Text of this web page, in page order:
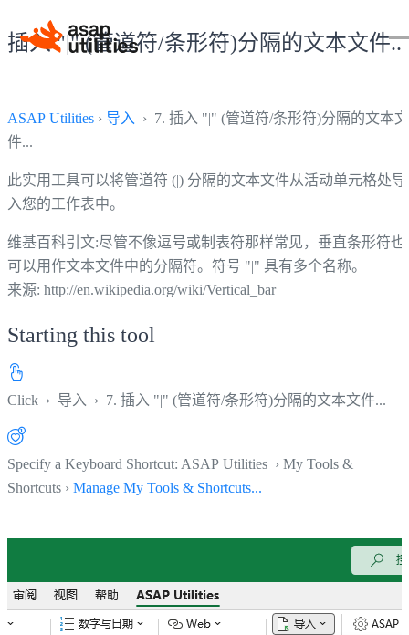
插入 "|" (管道符/条形符)分隔的文本文件...
ASAP Utilities › 导入
› 7. 插入 "|" (管道符/条形符)分隔的文本文
件...
此实用工具可以将管道符 (|) 分隔的文本文件从活动单元格处导
入您的工作表中。
维基百科引文:尽管不像逗号或制表符那样常见，垂直条形符也
可以用作文本文件中的分隔符。符号 "|" 具有多个名称。
来源: http://en.wikipedia.org/wiki/Vertical_bar
Starting this tool
Click › 导入 › 7. 插入 "|" (管道符/条形符)分隔的文本文件...
Specify a Keyboard Shortcut: ASAP Utilities › My Tools &
Shortcuts › Manage My Tools & Shortcuts...